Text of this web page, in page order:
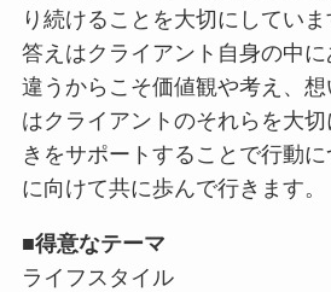
り続けることを大切にしていま
答えはクライアント自身の中
違うからこそ価値観や考え、
はクライアントのそれらを大
きをサポートすることで行動
に向けて共に歩んで行きます。
■得意なテーマ
ライフスタイル